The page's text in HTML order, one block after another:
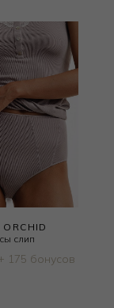
слип
175 бонусов